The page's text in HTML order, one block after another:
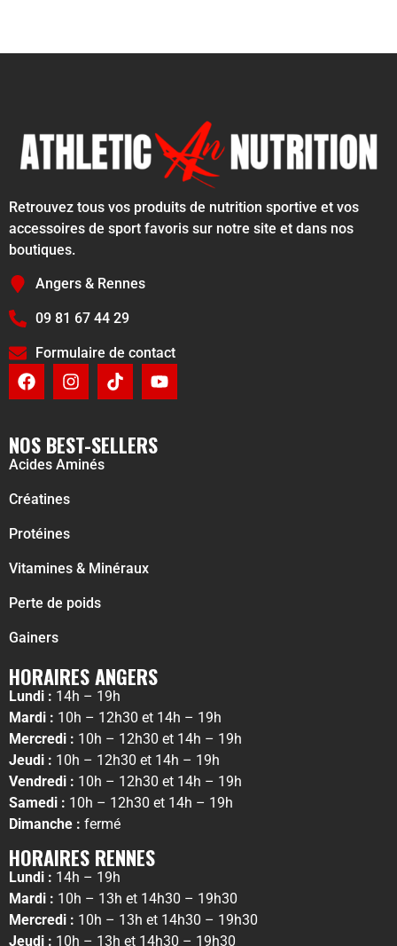
Retrouvez tous vos produits de nutrition sportive et vos
accessoires de sport favoris sur notre site et dans nos
boutiques.
Angers & Rennes
09 81 67 44 29
Formulaire de contact
NOS BEST-SELLERS
Acides Aminés
Créatines
Protéines
Vitamines & Minéraux
Perte de poids
Gainers
HORAIRES ANGERS
Lundi : 14h – 19h
Mardi : 10h – 12h30 et 14h – 19h
Mercredi : 10h – 12h30 et 14h – 19h
Jeudi : 10h – 12h30 et 14h – 19h
Vendredi : 10h – 12h30 et 14h – 19h
Samedi : 10h – 12h30 et 14h – 19h
Dimanche : fermé
HORAIRES RENNES
Lundi : 14h – 19h
Mardi : 10h – 13h et 14h30 – 19h30
Mercredi : 10h – 13h et 14h30 – 19h30
Jeudi : 10h – 13h et 14h30 – 19h30